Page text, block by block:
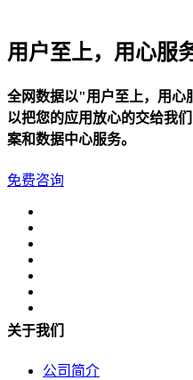
用户至上，用心服
全网数据以"用户至上，用心
以把您的应用放心的交给我
案和数据中心服务。
免费咨询
关于我们
公司简介